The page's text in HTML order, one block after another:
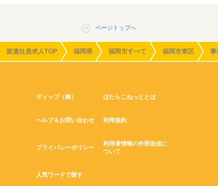
ページトップへ
派遣社員求人TOP 福岡県 福岡市すべて 福岡市東区 事
ディップ（株） はたらこねっととは
ヘルプ＆お問い合わせ 利用規約
プライバシーポリシー
利用者情報の外部送信に
ついて
人気ワードで探す